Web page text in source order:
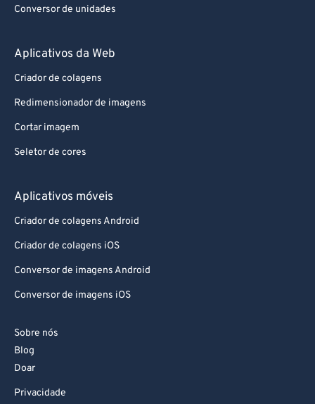
Conversor de unidades
Aplicativos da Web
Criador de colagens
Redimensionador de imagens
Cortar imagem
Seletor de cores
Aplicativos móveis
Criador de colagens Android
Criador de colagens iOS
Conversor de imagens Android
Conversor de imagens iOS
Sobre nós
Blog
Doar
Privacidade